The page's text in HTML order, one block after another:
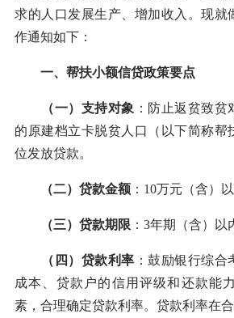
求的人口发展生产、增加收入。现就
作通知如下：
一、帮扶小额信贷政策要点
（一）支持对象 ：防止返贫致
的原建档立卡脱贫人口（以下简称帮
位发放贷款。
（二）贷款金额 ：10万元（含）以
（三）贷款期限 ：3年期（含）以
（四）贷款利率 ：鼓励银行综
成本、贷款户的信用评级和还款能
素，合理确定贷款利率。贷款利率在合